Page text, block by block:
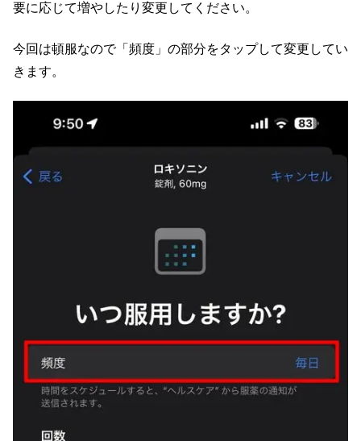
要に応じて増やしたり変更してください。
今回は頓服なので「頻度」の部分をタップして変更してい
きます。